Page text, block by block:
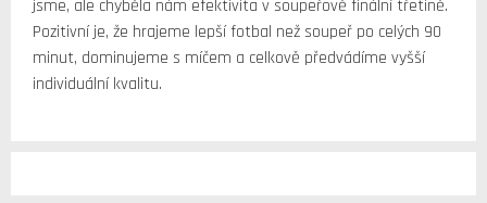
jsme, ale chyběla nám efektivita v soupeřově finální třetině.
Pozitivní je, že hrajeme lepší fotbal než soupeř po celých 90
minut, dominujeme s míčem a celkově předvádíme vyšší
individuální kvalitu.